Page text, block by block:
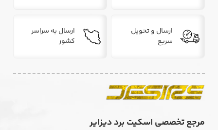
ارسال و تحویل
سریع
ارسال به سراسر
کشور
مرجع تخصصی اسکیت برد دیزایر